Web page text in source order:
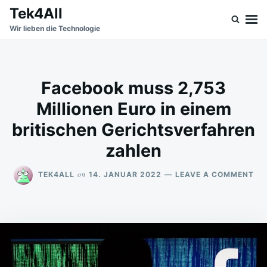
SkipSearch
for:
Tek4All
Wir lieben die Technologie
Facebook muss 2,753
Millionen Euro in einem
britischen Gerichtsverfahren
zahlen
TEK4ALL on 14. JANUAR 2022 LEAVE A COMMENTON
IN